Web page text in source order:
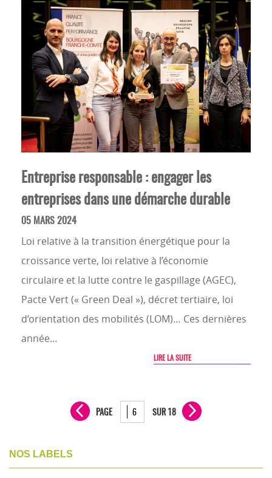
Entreprise responsable : engager les
entreprises dans une démarche durable
05 MARS 2024
Loi relative à la transition énergétique pour la
croissance verte, loi relative à l’économie
circulaire et la lutte contre le gaspillage (AGEC),
Pacte Vert (« Green Deal »), décret tertiaire, loi
d’orientation des mobilités (LOM)… Ces dernières
année…
LIRE LA SUITE
PAGE SUR 18
NOS LABELS